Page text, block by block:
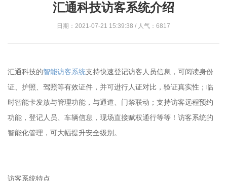
汇通科技访客系统介绍
日期：2021-07-21 15:39:38 / 人气：6817
汇通科技的智能访客系统支持快速登记访客人员信息，可阅读身份
证、护照、驾照等有效证件，并可进行人证对比，验证真实性；临
时智能卡发放与管理功能，与通道、门禁联动；支持访客远程预约
功能，登记人员、车辆信息，现场直接赋权通行等等！访客系统的
智能化管理，可大幅提升安全级别。
访客系统特点